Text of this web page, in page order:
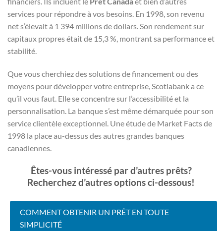
services pour répondre à vos besoins. En 1998, son revenu
net s’élevait à 1 394 millions de dollars. Son rendement sur
capitaux propres était de 15,3 %, montrant sa performance et
stabilité.
Que vous cherchiez des solutions de financement ou des
moyens pour développer votre entreprise, Scotiabank a ce
qu’il vous faut. Elle se concentre sur l’accessibilité et la
personnalisation. La banque s’est même démarquée pour son
service clientèle exceptionnel. Une étude de Market Facts de
1998 la place au-dessus des autres grandes banques
canadiennes.
Êtes-vous intéressé par d’autres prêts?
Recherchez d’autres options ci-dessous!
COMMENT OBTENIR UN PRÊT EN TOUTE
SIMPLICITÉ